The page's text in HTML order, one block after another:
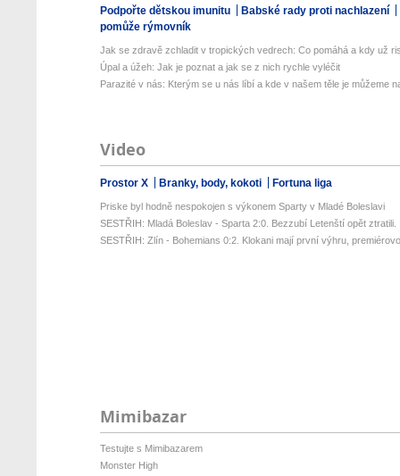
Podpořte dětskou imunitu
Babské rady proti nachlazení
pomůže rýmovník
Jak se zdravě zchladit v tropických vedrech: Co pomáhá a kdy už
Úpal a úžeh: Jak je poznat a jak se z nich rychle vyléčit
Parazité v nás: Kterým se u nás líbí a kde v našem těle je můžeme
Video
Prostor X Branky, body, kokoti Fortuna liga
Priske byl hodně nespokojen s výkonem Sparty v Mladé Boleslavi
SESTŘIH: Mladá Boleslav - Sparta 2:0. Bezzubí Letenští opět ztratili.
SESTŘIH: Zlín - Bohemians 0:2. Klokani mají první výhru,
Mimibazar
Testujte s Mimibazarem
Monster High